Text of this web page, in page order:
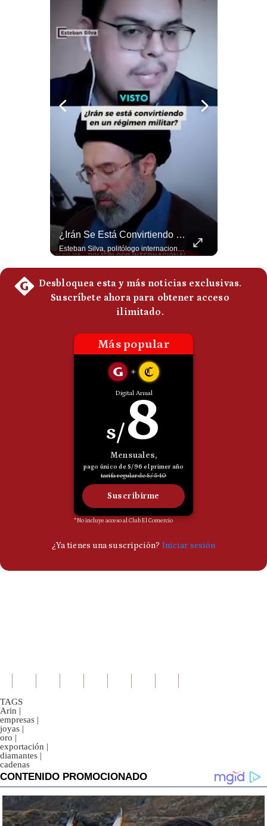
¿Irán Se Está Convirtiendo En Un Régimen Militar? | #radar24
TAGS
Arin |
empresas |
joyas |
oro |
exportación |
diamantes |
cadenas